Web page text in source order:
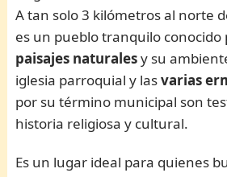
A tan solo 3 kilómetros al norte
es un pueblo tranquilo conocido
paisajes naturalesy su
iglesia parroquial y lasvarias
por su término municipal son
historia religiosa y cultural.
Es un lugar ideal para quienes